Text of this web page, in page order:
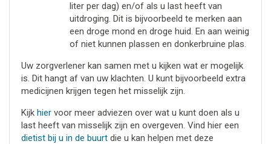
liter per dag) en/of als u last heeft van
uitdroging. Dit is bijvoorbeeld te merken aan
een droge mond en droge huid. En aan weinig
of niet kunnen plassen en donkerbruine plas.
Uw zorgverlener kan samen met u kijken wat er mogelijk
is. Dit hangt af van uw klachten. U kunt bijvoorbeeld extra
medicijnen krijgen tegen het misselijk zijn.
Kijk hiervoor meer adviezen over wat u kunt doen als u
last heeft van misselijk zijn en overgeven. Vind hier een
dietist bij u in de buurtdie u kan helpen met deze